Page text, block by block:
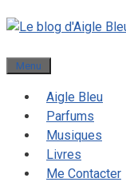
Menu
Aigle Bleu
Parfums
Musiques
Livres
Me Contacter